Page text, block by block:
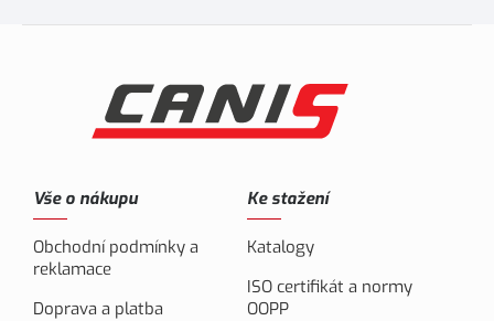
Vše o nákupu
Obchodní podmínky a
reklamace
Doprava a platba
Ke stažení
Katalogy
ISO certifikát a normy
OOPP